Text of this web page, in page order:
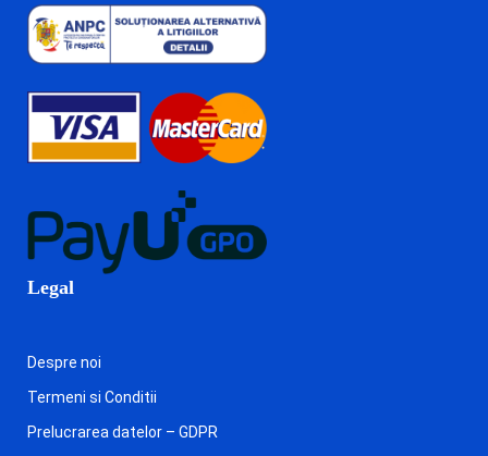
Legal
Despre noi
Termeni si Conditii
Prelucrarea datelor – GDPR